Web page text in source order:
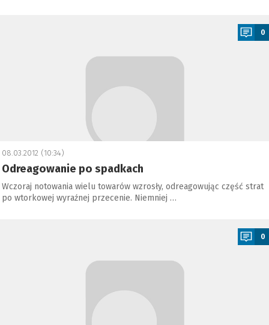
0
08.03.2012 (10:34)
Odreagowanie po spadkach
Wczoraj notowania wielu towarów wzrosły, odreagowując część strat
po wtorkowej wyraźnej przecenie. Niemniej …
0